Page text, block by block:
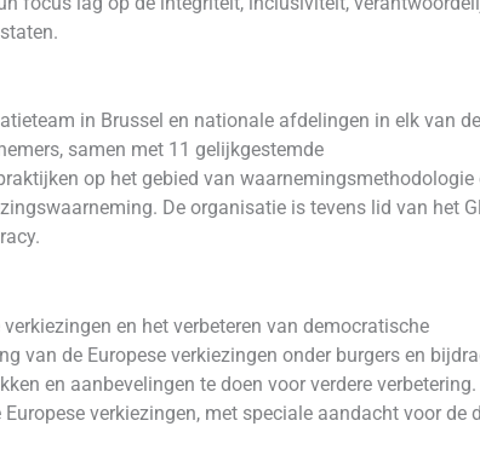
in Brussel en nationale afdelingen in elk van de
samen met 11 gelijkgestemde
op het gebied van waarnemingsmethodologie
De organisatie is tevens lid van het
en het verbeteren van democratische
van de Europese verkiezingen onder burgers en
en aanbevelingen te doen voor verdere verbetering.
verkiezingen, met speciale aandacht voor de